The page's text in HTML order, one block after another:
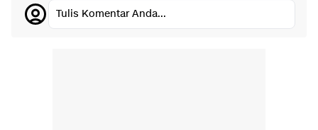
Tulis Komentar Anda...